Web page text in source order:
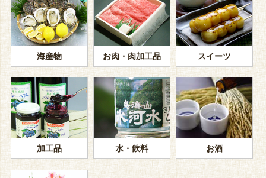
海産物 お肉・肉加工品 スイーツ
加工品 水・飲料 お酒